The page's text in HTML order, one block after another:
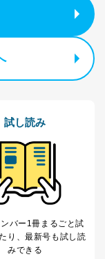
、個人情報保
アクセス・利
ィレクター 前
試し読み
バー1冊まるごと試
り、最新号も試し読
みできる